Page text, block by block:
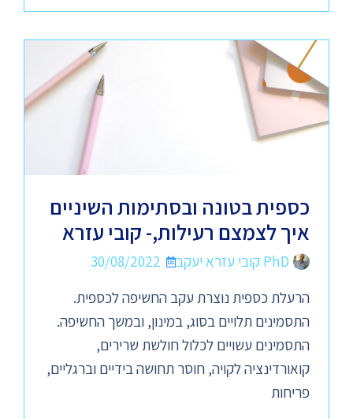
כספית בטונה ובסתימות השיניים
איך לצמצם רעילות,- קובי עזרא
PhD קובי עזרא יעקב
30/08/2022
הרעלת כספית נוצרת עקב החשיפה לכספית.
התסמינים תלויים בסוג, במינון, ובמשך החשיפה.
התסמינים עשויים לכלול חולשת שרירים,
קואורדינציה לקויה, חוסר תחושה בידיים וברגליים,
פריחות